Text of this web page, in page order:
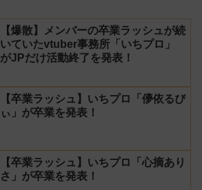
【爆散】メンバーの卒業ラッシュが続
いていたvtuber事務所「いちプロ」
がJPだけ活動終了を発表！
【卒業ラッシュ】いちプロ「儚依るび
ぃ」が卒業を発表！
【卒業ラッシュ】いちプロ「心摘あり
さ」が卒業を発表！